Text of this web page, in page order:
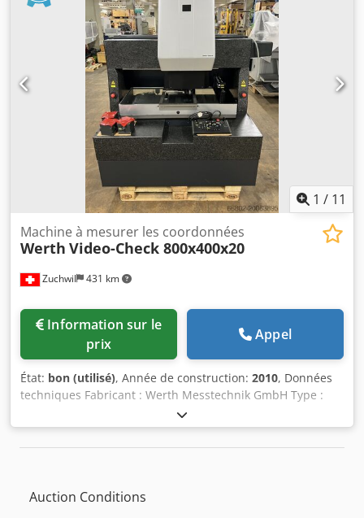
possible. Cjdpfxewt A U Rj Akwjha
1 / 11
Zuchwil 431 km
Machine à mesurer les coordonnées
Werth Video-Check 800x400x20
prix
Appel
État: bon (utilisé), Année de construction: 2010, Données
techniques Fabricant : Werth Messtechnik GmbH Type :
Video-Check 800x400x200 3D Année de fabrication : 2010
Plage de mesure : 800x400x200 mm Commande : Pupitre
de commande avec joystick et boutons fonctionnels
Palpeurs : palpeurs de mesure Renishaw Multisensor :
Auction Conditions